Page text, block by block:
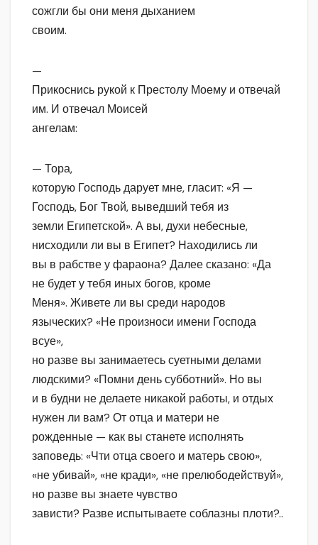
сожгли бы они меня дыханием
своим.
—
Прикоснись рукой к Престолу Моему и отвечай
им. И отвечал Моисей
ангелам:
— Тора,
которую Господь дарует мне, гласит: «Я —
Господь, Бог Твой, выведший тебя из
земли Египетской». А вы, духи небесные,
нисходили ли вы в Египет? Находились ли
вы в рабстве у фараона? Далее сказано: «Да
не будет у тебя иных богов, кроме
Меня». Живете ли вы среди народов
языческих? «Не произноси имени Господа
всуе»,
но разве вы занимаетесь суетными делами
людскими? «Помни день субботний». Но вы
и в будни не делаете никакой работы, и отдых
нужен ли вам? От отца и матери не
рожденные — как вы станете исполнять
заповедь: «Чти отца своего и матерь свою»,
«не убивай», «не кради», «не прелюбодействуй»,
но разве вы знаете чувство
зависти? Разве испытываете соблазны плоти?..